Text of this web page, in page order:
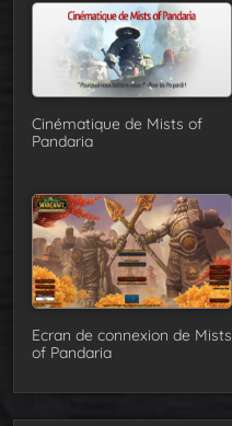
Cinématique de Mists of
Pandaria
Ecran de connexion de Mists
of Pandaria